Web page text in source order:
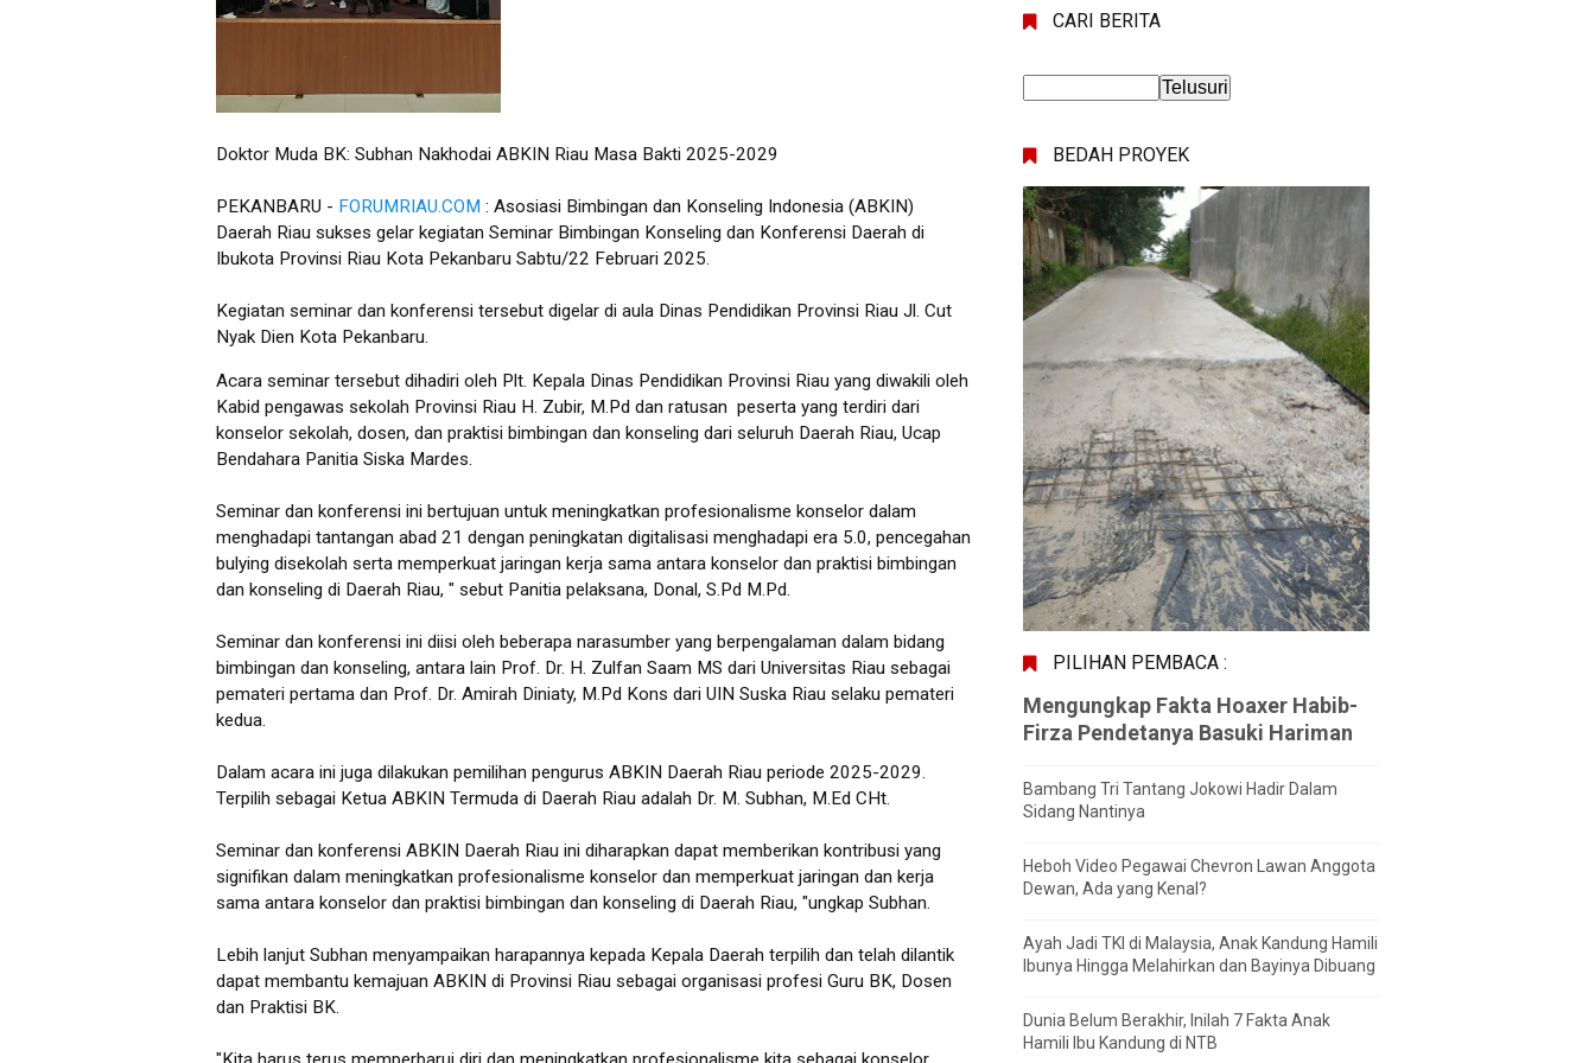
Doktor Muda BK: Subhan Nakhodai ABKIN Riau Masa Bakti 2025-2029
PEKANBARU - FORUMRIAU.COM : Asosiasi Bimbingan dan Konseling Indonesia (ABKIN)
Daerah Riau sukses gelar kegiatan Seminar Bimbingan Konseling dan Konferensi Daerah di
Ibukota Provinsi Riau Kota Pekanbaru Sabtu/22 Februari 2025.
Kegiatan seminar dan konferensi tersebut digelar di aula Dinas Pendidikan Provinsi Riau Jl. Cut
Nyak Dien Kota Pekanbaru.
Acara seminar tersebut dihadiri oleh Plt. Kepala Dinas Pendidikan Provinsi Riau yang diwakili oleh
Kabid pengawas sekolah Provinsi Riau H. Zubir, M.Pd dan ratusan peserta yang terdiri dari
konselor sekolah, dosen, dan praktisi bimbingan dan konseling dari seluruh Daerah Riau, Ucap
Bendahara Panitia Siska Mardes.
Seminar dan konferensi ini bertujuan untuk meningkatkan profesionalisme konselor dalam
menghadapi tantangan abad 21 dengan peningkatan digitalisasi menghadapi era 5.0, pencegahan
bulying disekolah serta memperkuat jaringan kerja sama antara konselor dan praktisi bimbingan
dan konseling di Daerah Riau, " sebut Panitia pelaksana, Donal, S.Pd M.Pd.
Seminar dan konferensi ini diisi oleh beberapa narasumber yang berpengalaman dalam bidang
bimbingan dan konseling, antara lain Prof. Dr. H. Zulfan Saam MS dari Universitas Riau sebagai
pemateri pertama dan Prof. Dr. Amirah Diniaty, M.Pd Kons dari UIN Suska Riau selaku pemateri
kedua.
Dalam acara ini juga dilakukan pemilihan pengurus ABKIN Daerah Riau periode 2025-2029.
Terpilih sebagai Ketua ABKIN Termuda di Daerah Riau adalah Dr. M. Subhan, M.Ed CHt.
Seminar dan konferensi ABKIN Daerah Riau ini diharapkan dapat memberikan kontribusi yang
signifikan dalam meningkatkan profesionalisme konselor dan memperkuat jaringan dan kerja
sama antara konselor dan praktisi bimbingan dan konseling di Daerah Riau, "ungkap Subhan.
Lebih lanjut Subhan menyampaikan harapannya kepada Kepala Daerah terpilih dan telah dilantik
dapat membantu kemajuan ABKIN di Provinsi Riau sebagai organisasi profesi Guru BK, Dosen
dan Praktisi BK.
CARI BERITA
BEDAH PROYEK
PILIHAN PEMBACA :
Mengungkap Fakta Hoaxer Habib-
Firza Pendetanya Basuki Hariman
Bambang Tri Tantang Jokowi Hadir Dalam
Sidang Nantinya
Heboh Video Pegawai Chevron Lawan Anggota
Dewan, Ada yang Kenal?
Ayah Jadi TKI di Malaysia, Anak Kandung Hamili
Ibunya Hingga Melahirkan dan Bayinya Dibuang
Dunia Belum Berakhir, Inilah 7 Fakta Anak
Hamili Ibu Kandung di NTB